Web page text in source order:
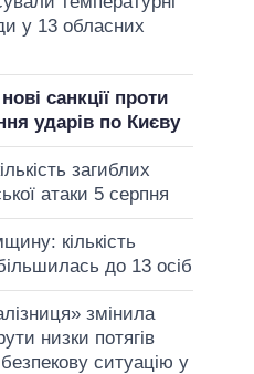
у 13 обласних
санкції проти
ударів по Києву
загиблих
атаки 5 серпня
кількість
до 13 осіб
змінила
низки потягів
ситуацію у